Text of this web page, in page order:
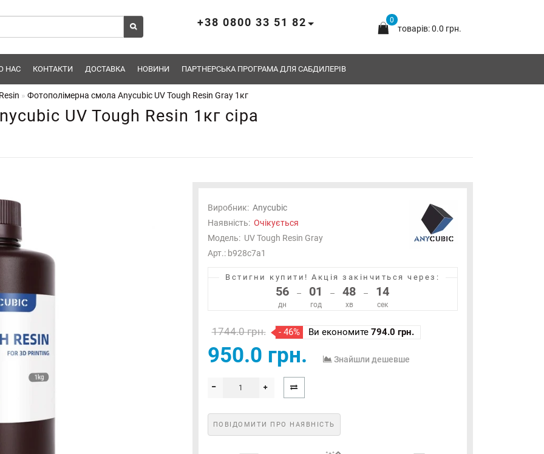
0
товарів: 0.0 грн.
+38 0800 33 51 82
НАС КОНТАКТИ ДОСТАВКА НОВИНИ ПАРТНЕРСЬКА ПРОГРАМА ДЛЯ САБДИЛЕРІВ
Фотополімерна смола Anycubic UV Tough Resin Gray 1кг
UV Tough Resin 1кг сіра
Виробник: Anycubic
Наявність: Очікується
Модель: UV Tough Resin Gray
Арт.: b928c7a1
Встигни купити!Акція закінчиться через:
56
дн
– 01
год
– 48
хв
– 14
сек
1744.0 грн. - 46% Ви економите 794.0 грн.
950.0 грн. Знайшли дешевше
ПОВІДОМИТИ ПРО НАЯВНІСТЬ